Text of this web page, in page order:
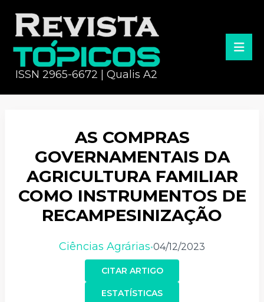
ISSN 2965-6672 | Qualis A2
AS COMPRAS
GOVERNAMENTAIS DA
AGRICULTURA FAMILIAR
COMO INSTRUMENTOS DE
RECAMPESINIZAÇÃO
Ciências Agrárias•04/12/2023
CITAR ARTIGO
ESTATÍSTICAS